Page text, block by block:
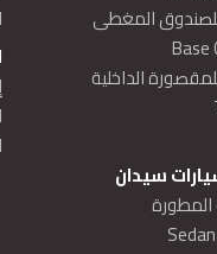
المغطى
Base
الداخلية
سيدان